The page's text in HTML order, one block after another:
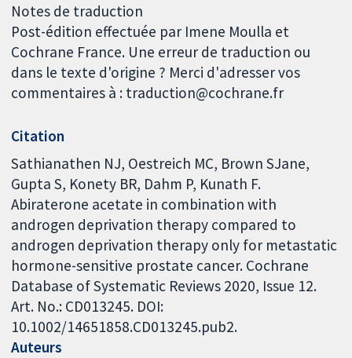
Notes de traduction
Post-édition effectuée par Imene Moulla et
Cochrane France. Une erreur de traduction ou
dans le texte d'origine ? Merci d'adresser vos
commentaires à : traduction@cochrane.fr
Citation
Sathianathen NJ, Oestreich MC, Brown SJane,
Gupta S, Konety BR, Dahm P, Kunath F.
Abiraterone acetate in combination with
androgen deprivation therapy compared to
androgen deprivation therapy only for metastatic
hormone-sensitive prostate cancer. Cochrane
Database of Systematic Reviews 2020, Issue 12.
Art. No.: CD013245. DOI:
10.1002/14651858.CD013245.pub2.
Auteurs